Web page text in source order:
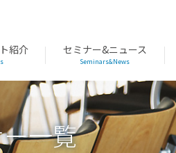
紹介 セミナー&ニュース
Seminars&News
一覧